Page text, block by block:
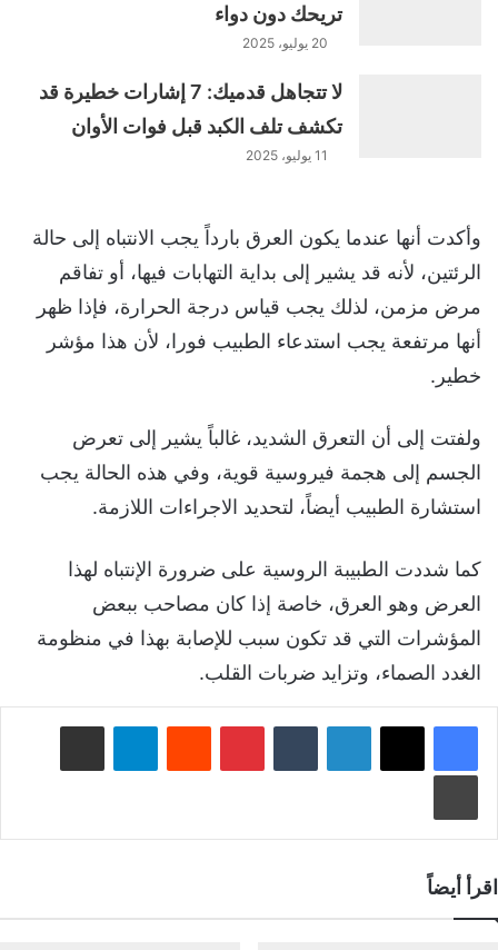
تريحك دون دواء
20 يوليو، 2025
لا تتجاهل قدميك: 7 إشارات خطيرة قد
تكشف تلف الكبد قبل فوات الأوان
11 يوليو، 2025
وأكدت أنها عندما يكون العرق بارداً يجب الانتباه إلى حالة
الرئتين، لأنه قد يشير إلى بداية التهابات فيها، أو تفاقم
مرض مزمن، لذلك يجب قياس درجة الحرارة، فإذا ظهر
أنها مرتفعة يجب استدعاء الطبيب فورا، لأن هذا مؤشر
خطير.
ولفتت إلى أن التعرق الشديد، غالباً يشير إلى تعرض
الجسم إلى هجمة فيروسية قوية، وفي هذه الحالة يجب
استشارة الطبيب أيضاً، لتحديد الاجراءات اللازمة.
كما شددت الطبيبة الروسية على ضرورة الإنتباه لهذا
العرض وهو العرق، خاصة إذا كان مصاحب ببعض
المؤشرات التي قد تكون سبب للإصابة بهذا في منظومة
الغدد الصماء، وتزايد ضربات القلب.
لينكدإن بينتيريست
اقرأ أيضاً